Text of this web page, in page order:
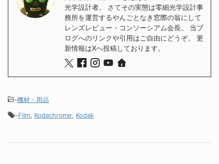
光学設計者。 さてその実態は零細光学設計事
務所を運営するやんごとなき窓際の翁にして
レンズレビュー・コンソーシアム会長。 当ブ
ログへのリンクや引用はご自由にどうぞ。 更
新情報はXへ投稿しております。
-機材・用品
-Film, Kodachrome, Kodak